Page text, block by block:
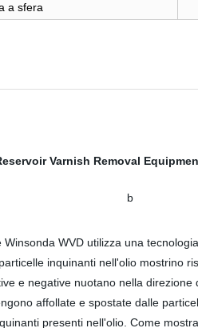
a sfera
WVD utilizza una
inquinanti nell'olio mostrino
e negative nuotano nella
affollate e spostate dalle
presenti nell'olio. Come